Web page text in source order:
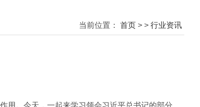
当前位置： 首页 > > 行业资讯
。今天，一起来学习领会习近平总书记的部分